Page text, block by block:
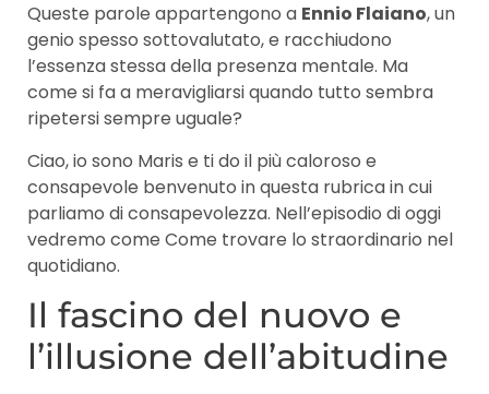
Queste parole appartengono a Ennio Flaiano, un
genio spesso sottovalutato, e racchiudono
l’essenza stessa della presenza mentale. Ma
come si fa a meravigliarsi quando tutto sembra
ripetersi sempre uguale?
Ciao, io sono Maris e ti do il più caloroso e
consapevole benvenuto in questa rubrica in cui
parliamo di consapevolezza. Nell’episodio di oggi
vedremo come Come trovare lo straordinario nel
quotidiano.
Il fascino del nuovo e
l’illusione dell’abitudine